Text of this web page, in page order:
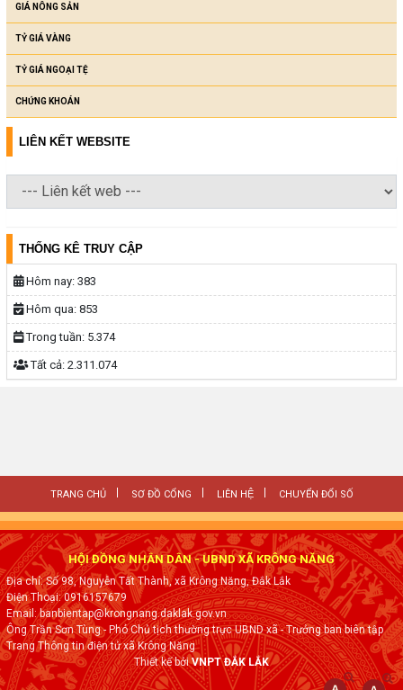
GIÁ NÔNG SẢN
TỶ GIÁ VÀNG
TỶ GIÁ NGOẠI TỆ
CHỨNG KHOÁN
LIÊN KẾT WEBSITE
THỐNG KÊ TRUY CẬP
Hôm nay: 383
Hôm qua: 853
Trong tuần: 5.374
Tất cả: 2.311.074
TRANG CHỦ SƠ ĐỒ CỔNG LIÊN HỆ CHUYỂN ĐỔI SỐ
HỘI ĐỒNG NHÂN DÂN - UBND XÃ KRÔNG NĂNG
Địa chỉ: Số 98, Nguyễn Tất Thành, xã Krông Năng, Đắk Lắk
Điện Thoại: 0916157679
Email: banbientap@krongnang.daklak.gov.vn
Ông Trần Sơn Tùng - Phó Chủ tịch thường trực UBND xã - Trưởng ban biên tập
Trang Thông tin điện tử xã Krông Năng
Thiết kế bởiVNPT ĐẮK LẮK